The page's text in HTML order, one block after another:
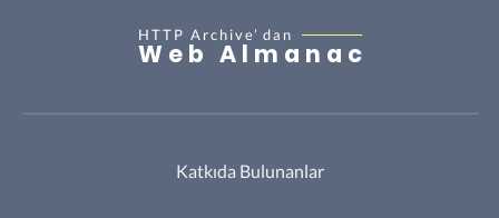
HTTP Archive’ dan
Web Almanac
Katkıda Bulunanlar